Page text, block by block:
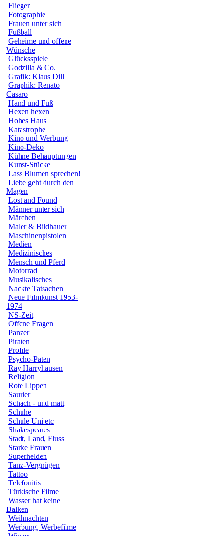
Flieger
Fotographie
Frauen unter sich
Fußball
Geheime und offene
Wünsche
Glücksspiele
Godzilla & Co.
Grafik: Klaus Dill
Graphik: Renato
Casaro
Hand und Fuß
Hexen hexen
Hohes Haus
Katastrophe
Kino und Werbung
Kino-Deko
Kühne Behauptungen
Kunst-Stücke
Lass Blumen sprechen!
Liebe geht durch den
Magen
Lost and Found
Männer unter sich
Märchen
Maler & Bildhauer
Maschinenpistolen
Medien
Medizinisches
Mensch und Pferd
Motorrad
Musikalisches
Nackte Tatsachen
Neue Filmkunst 1953-
1974
NS-Zeit
Offene Fragen
Panzer
Piraten
Profile
Psycho-Paten
Ray Harryhausen
Religion
Rote Lippen
Saurier
Schach - und matt
Schuhe
Schule Uni etc
Shakespeares
Stadt, Land, Fluss
Starke Frauen
Superhelden
Tanz-Vergnügen
Tattoo
Telefonitis
Türkische Filme
Wasser hat keine
Balken
Weihnachten
Werbung, Werbefilme